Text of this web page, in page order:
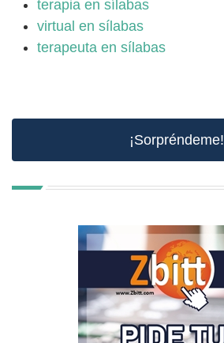
terapia en sílabas
virtual en sílabas
terapeuta en sílabas
¡Sorpréndeme!